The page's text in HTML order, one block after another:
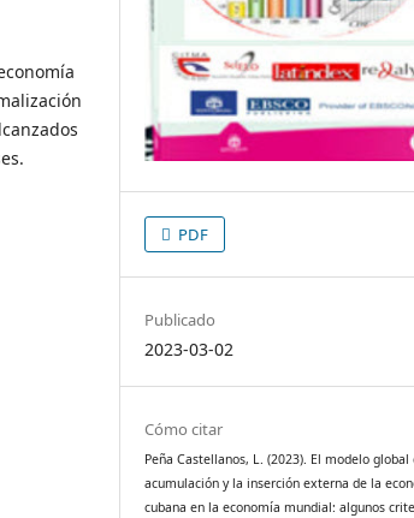
PDF
Publicado
2023-03-02
Cómo citar
Peña Castellanos, L. (2023). El modelo global
acumulación y la inserción externa de la
cubana en la economía mundial: algunos